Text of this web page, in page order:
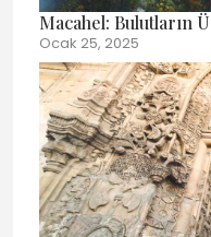
Macahel: Bulutların
Ocak 25, 2025